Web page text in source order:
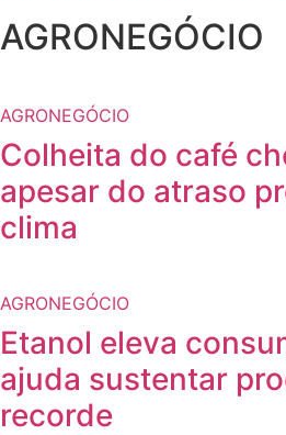
AGRONEGÓCIO
AGRONEGÓCIO
Colheita do café
apesar do atraso
clima
AGRONEGÓCIO
Etanol eleva
ajuda sustentar
recorde